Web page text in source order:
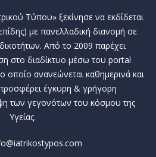
Τύπου» ξεκίνησε να εκδίδεται
με πανελλαδική διανομή σε
Από το 2009 παρέχει
στο διαδίκτυο μέσω του portal
ανανεώνεται καθημερινά και
έγκυρη & γρήγορη
των γεγονότων του κόσμου της
Υγείας.